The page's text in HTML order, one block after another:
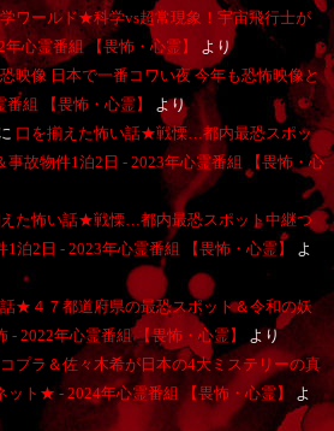
ワールド★科学vs超常現象！宇宙飛行士が
心霊番組 【畏怖・心霊】
より
映像 日本で一番コワい夜 今年も恐怖映像と
組 【畏怖・心霊】
より
口を揃えた怖い話★戦慄…都内最恐スポッ
事故物件1泊2日 - 2023年心霊番組 【畏怖・心
た怖い話★戦慄…都内最恐スポット中継つ
泊2日 - 2023年心霊番組 【畏怖・心霊】
よ
★４７都道府県の最恐スポット＆令和の妖
2022年心霊番組 【畏怖・心霊】
より
プラ＆佐々木希が日本の4大ミステリーの真
ト★ - 2024年心霊番組 【畏怖・心霊】
よ